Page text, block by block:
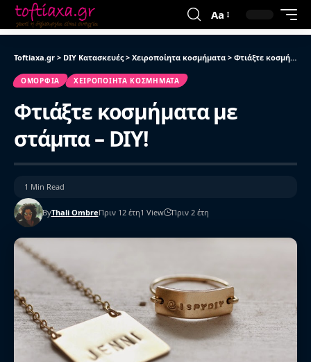
Aa
Toftiaxa.gr > DIY Κατασκευές> Χειροποίητα κοσμήματα > Φτιάξτε κοσμήματα με στάμπα – DIY!
ΟΜΟΡΦΙΆ ΧΕΙΡΟΠΟΊΗΤΑ ΚΟΣΜΉΜΑΤΑ
Φτιάξτε κοσμήματα με
στάμπα – DIY!
ByThali OmbreΠριν 12 έτη1 View Πριν 2 έτη
1 Min Read